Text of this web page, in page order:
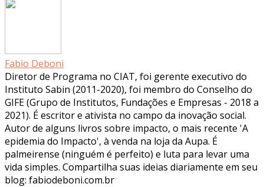
Fabio Deboni
Diretor de Programa no CIAT, foi gerente executivo do
Instituto Sabin (2011-2020), foi membro do Conselho do
GIFE (Grupo de Institutos, Fundações e Empresas - 2018 a
2021). É escritor e ativista no campo da inovação social.
Autor de alguns livros sobre impacto, o mais recente 'A
epidemia do Impacto', à venda na loja da Aupa. É
palmeirense (ninguém é perfeito) e luta para levar uma
vida simples. Compartilha suas ideias diariamente em seu
blog: fabiodeboni.com.br